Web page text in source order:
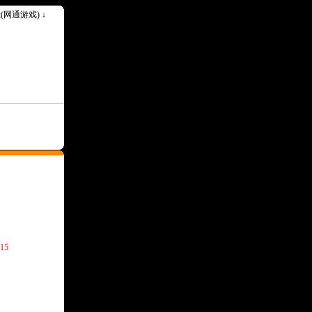
网通游戏) ↓